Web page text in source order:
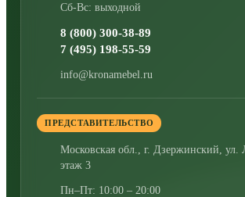
Сб-Вс: выходной
8 (800) 300-38-89
7 (495) 198-55-59
info@kronamebel.ru
ПРЕДСТАВИТЕЛЬСТВО
Московская обл., г. Дзержинский ул.
этаж 3
Пн–Пт: 10:00 – 20:00